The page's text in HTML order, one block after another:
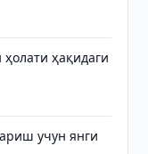
ҳақидаги
учун янги